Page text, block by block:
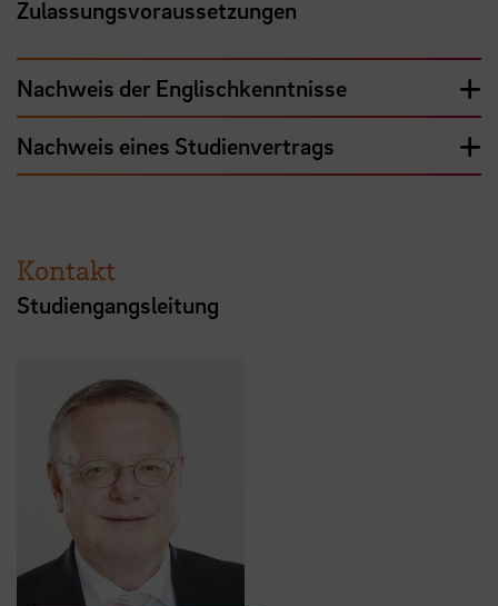
Zulassungsvoraussetzungen
Nachweis der Englischkenntnisse
Nachweis eines Studienvertrags
Kontakt
Studiengangsleitung